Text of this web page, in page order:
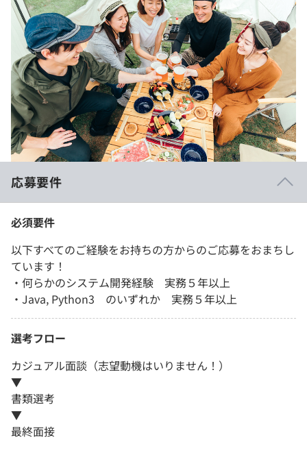
応募要件
必須要件
以下すべてのご経験をお持ちの方からのご応募をおまちし
ています！
・何らかのシステム開発経験 実務５年以上
・Java, Python3 のいずれか 実務５年以上
選考フロー
カジュアル面談（志望動機はいりません！）
▼
書類選考
▼
最終面接